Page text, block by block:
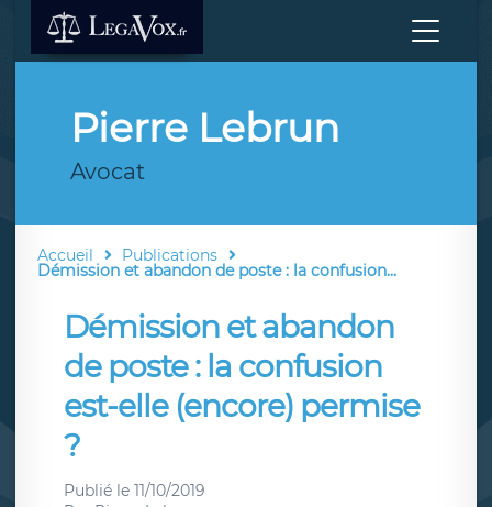
Pierre Lebrun
Avocat
Accueil Publications
Démission et abandon de poste : la confusion...
Démission et abandon
de poste : la confusion
est-elle (encore) permise
?
Publié le 11/10/2019